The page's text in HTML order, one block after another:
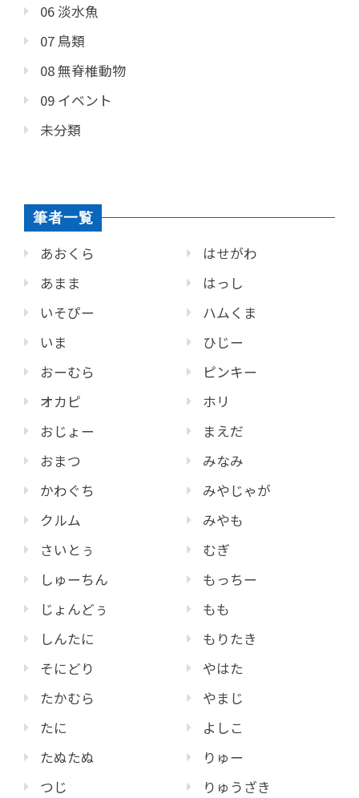
06 淡水魚
07 鳥類
08 無脊椎動物
09 イベント
未分類
筆者一覧
あおくら
あまま
いそぴー
いま
おーむら
オカピ
おじょー
おまつ
かわぐち
クルム
さいとぅ
しゅーちん
じょんどぅ
しんたに
そにどり
たかむら
たに
たぬたぬ
つじ
はせがわ
はっし
ハムくま
ひじー
ピンキー
ホリ
まえだ
みなみ
みやじゃが
みやも
むぎ
もっちー
もも
もりたき
やはた
やまじ
よしこ
りゅー
りゅうざき